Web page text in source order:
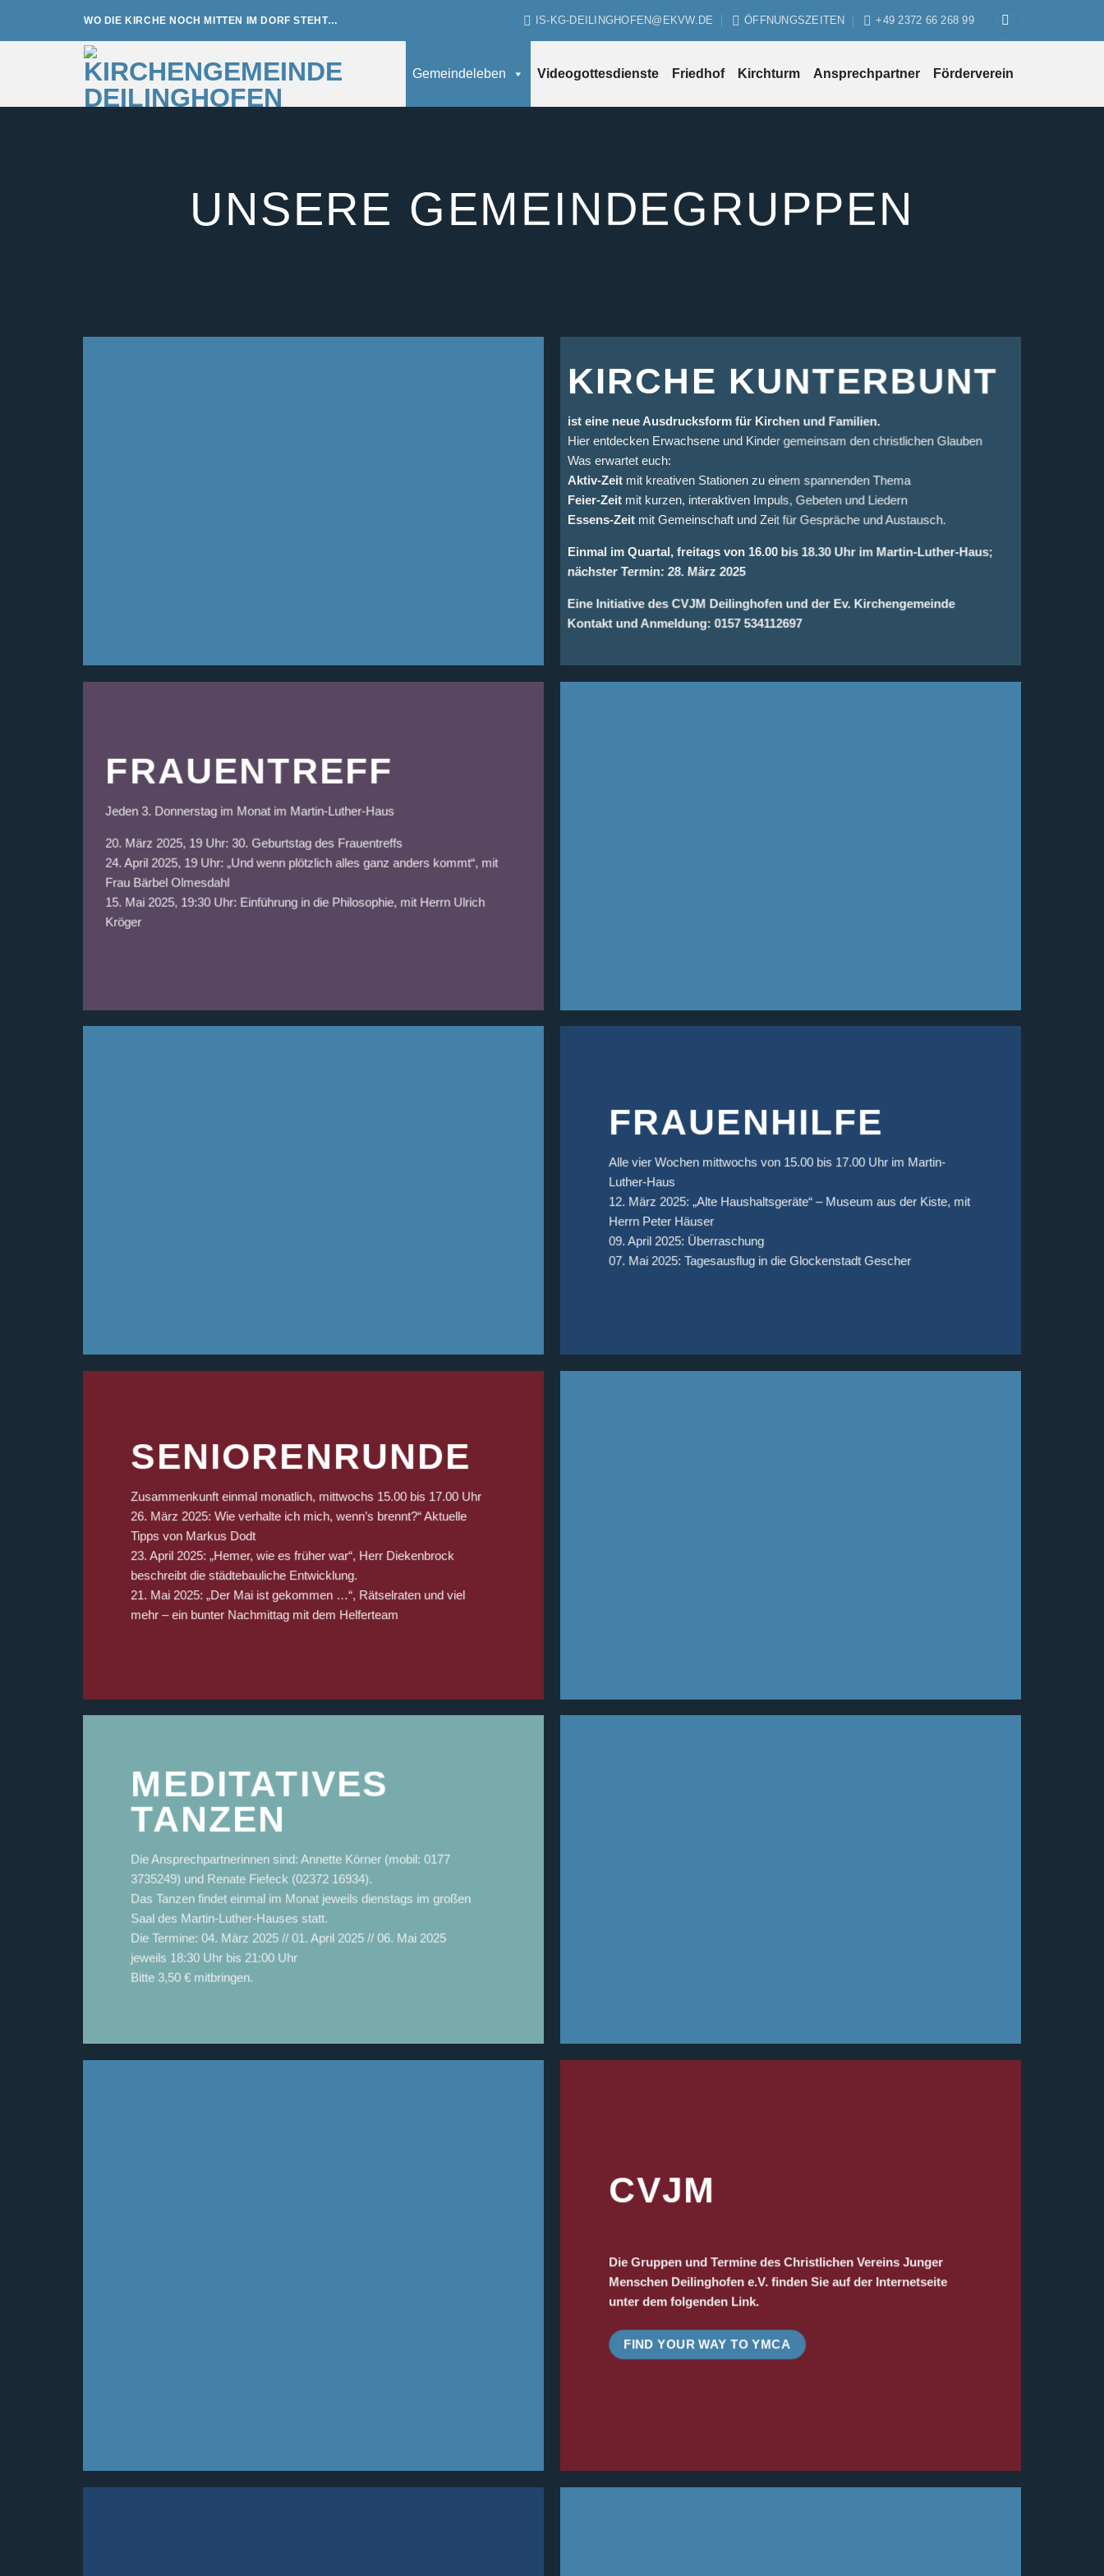
WO DIE KIRCHE NOCH MITTEN IM DORF STEHT… IS-KG-DEILINGHOFEN@EKVW.DE ÖFFNUNGSZEITEN +49 2372 66 268 99
Gemeindeleben Videogottesdienste Friedhof Kirchturm Ansprechpartner Förderverein
UNSERE GEMEINDEGRUPPEN
KIRCHE KUNTERBUNT
ist eine neue Ausdrucksform für Kirchen und Familien.
Hier entdecken Erwachsene und Kinder gemeinsam den christlichen Glauben
Was erwartet euch:
Aktiv-Zeitmit kreativen Stationen zu einem spannenden Thema
Feier-Zeitmit kurzen, interaktiven Impuls, Gebeten und Liedern
Essens-Zeitmit Gemeinschaft und Zeit für Gespräche und Austausch.
Einmal im Quartal, freitags von 16.00 bis 18.30 Uhr im Martin-Luther-Haus;
nächster Termin: 28. März 2025
Eine Initiative des CVJM Deilinghofen und der Ev. Kirchengemeinde
Kontakt und Anmeldung: 0157 534112697
FRAUENTREFF
Jeden 3. Donnerstag im Monat im Martin-Luther-Haus
20. März 2025, 19 Uhr: 30. Geburtstag des Frauentreffs
24. April 2025, 19 Uhr: „Und wenn plötzlich alles ganz anders kommt“, mit
Frau Bärbel Olmesdahl
15. Mai 2025, 19:30 Uhr: Einführung in die Philosophie, mit Herrn Ulrich
Kröger
FRAUENHILFE
Alle vier Wochen mittwochs von 15.00 bis 17.00 Uhr im Martin-
Luther-Haus
12. März 2025: „Alte Haushaltsgeräte“ – Museum aus der Kiste, mit
Herrn Peter Häuser
09. April 2025: Überraschung
07. Mai 2025: Tagesausflug in die Glockenstadt Gescher
SENIORENRUNDE
Zusammenkunft einmal monatlich, mittwochs 15.00 bis 17.00 Uhr
26. März 2025: Wie verhalte ich mich, wenn’s brennt?“ Aktuelle
Tipps von Markus Dodt
23. April 2025: „Hemer, wie es früher war“, Herr Diekenbrock
beschreibt die städtebauliche Entwicklung.
21. Mai 2025: „Der Mai ist gekommen …“, Rätselraten und viel
mehr – ein bunter Nachmittag mit dem Helferteam
MEDITATIVES
TANZEN
Die Ansprechpartnerinnen sind: Annette Körner (mobil: 0177
3735249) und Renate Fiefeck (02372 16934).
Das Tanzen findet einmal im Monat jeweils dienstags im großen
Saal des Martin-Luther-Hauses statt.
Die Termine: 04. März 2025 // 01. April 2025 // 06. Mai 2025
jeweils 18:30 Uhr bis 21:00 Uhr
Bitte 3,50 € mitbringen.
CVJM
Die Gruppen und Termine des Christlichen Vereins Junger
Menschen Deilinghofen e.V. finden Sie auf der Internetseite
unter dem folgenden Link.
FIND YOUR WAY TO YMCA